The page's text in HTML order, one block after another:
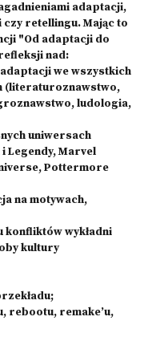
adaptacji,
retellingu. Mając to
"Od adaptacji do
nad:
we wszystkich
(literaturoznawstwo,
ludologia,
uniwersach
Legendy, Marvel
Pottermore
na motywach,
wykładni
kultury
rebootu, remake’u,